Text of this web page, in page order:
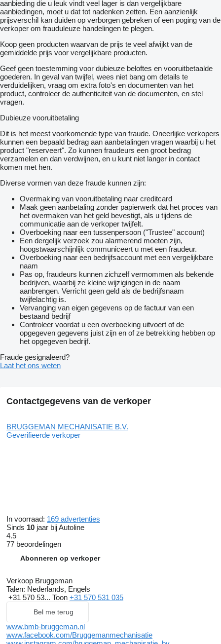
aanbieding die u leuk vindt veel lager is dan vergelijkbare
aanbiedingen, moet u dat tot nadenken zetten. Een aanzienlijk
prijsverschil kan duiden op verborgen gebreken of een poging van de
verkoper om frauduleuze handelingen te plegen.
Koop geen producten waarvan de prijs te veel afwijkt van de
gemiddelde prijs voor vergelijkbare producten.
Geef geen toestemming voor dubieuze beloftes en vooruitbetaalde
goederen. In geval van twijfel, wees niet bang om details te
verduidelijken, vraag om extra foto's en documenten van het
product, controleer de authenticiteit van de documenten, en stel
vragen.
Dubieuze vooruitbetaling
Dit is het meest voorkomende type van fraude. Oneerlijke verkopers
kunnen een bepaald bedrag aan aanbetalingen vragen waarbij u het
product "reserveert". Zo kunnen fraudeurs een groot bedrag
verzamelen en dan verdwijnen, en u kunt niet langer in contact
komen met hen.
Diverse vormen van deze fraude kunnen zijn:
Overmaking van vooruitbetaling naar creditcard
Maak geen aanbetaling zonder papierwerk dat het proces van
het overmaken van het geld bevestigt, als u tijdens de
communicatie aan de verkoper twijfelt.
Overboeking naar een tussenpersoon ("Trustee" account)
Een dergelijk verzoek zou alarmerend moeten zijn,
hoogstwaarschijnlijk communiceert u met een fraudeur.
Overboeking naar een bedrijfsaccount met een vergelijkbare
naam
Pas op, fraudeurs kunnen zichzelf vermommen als bekende
bedrijven, waarbij ze kleine wijzigingen in de naam
aanbrengen. Verricht geen geld als de bedrijfsnaam
twijfelachtig is.
Vervanging van eigen gegevens op de factuur van een
bestaand bedrijf
Controleer voordat u een overboeking uitvoert of de
opgegeven gegevens juist zijn en of ze betrekking hebben op
het opgegeven bedrijf.
Fraude gesignaleerd?
Laat het ons weten
Contactgegevens van de verkoper
BRUGGEMAN MECHANISATIE B.V.
Geverifieerde verkoper
In voorraad: 169 advertenties
Sinds 10 jaar bij Autoline
4.5
77 beoordelingen
Abonneren op verkoper
Verkoop Bruggeman
Talen: Nederlands, Engels
+31 570 53... Toon +31 570 531 035
Bel me terug
www.bmb-bruggeman.nl
www.facebook.com/Bruggemanmechanisatie